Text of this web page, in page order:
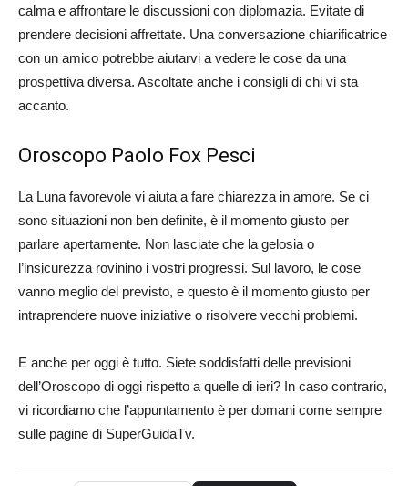
calma e affrontare le discussioni con diplomazia. Evitate di
prendere decisioni affrettate. Una conversazione chiarificatrice
con un amico potrebbe aiutarvi a vedere le cose da una
prospettiva diversa. Ascoltate anche i consigli di chi vi sta
accanto​.
Oroscopo Paolo Fox Pesci
La Luna favorevole vi aiuta a fare chiarezza in amore. Se ci
sono situazioni non ben definite, è il momento giusto per
parlare apertamente. Non lasciate che la gelosia o
l’insicurezza rovinino i vostri progressi. Sul lavoro, le cose
vanno meglio del previsto, e questo è il momento giusto per
intraprendere nuove iniziative o risolvere vecchi problemi.
E anche per oggi è tutto. Siete soddisfatti delle previsioni
dell’Oroscopo di oggi rispetto a quelle di ieri? In caso contrario,
vi ricordiamo che l’appuntamento è per domani come sempre
sulle pagine di SuperGuidaTv.